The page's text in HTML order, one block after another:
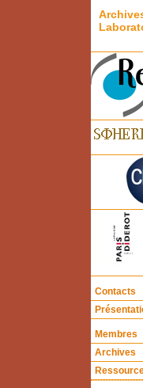
Contacts
Membres
Archives